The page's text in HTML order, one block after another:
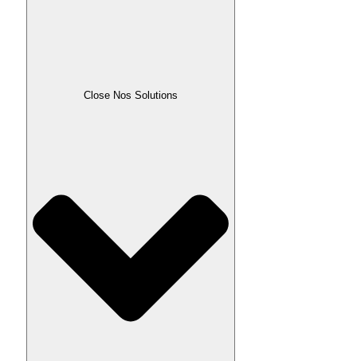
Close Nos Solutions